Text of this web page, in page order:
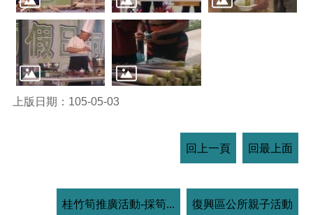
上版日期：105-05-03
回上一頁 回最上面
桂竹筍推廣活動-採筍... 復興區公所親子活動